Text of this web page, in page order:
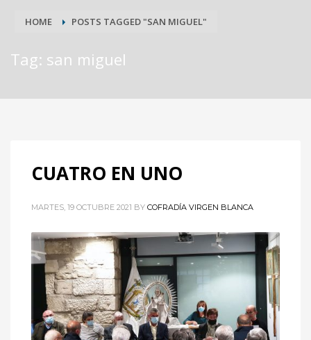
HOME POSTS TAGGED "SAN MIGUEL"
Tag: san miguel
CUATRO EN UNO
MARTES, 19 OCTUBRE 2021 BY COFRADÍA VIRGEN BLANCA